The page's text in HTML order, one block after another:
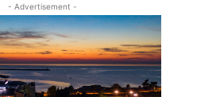
- Advertisement -